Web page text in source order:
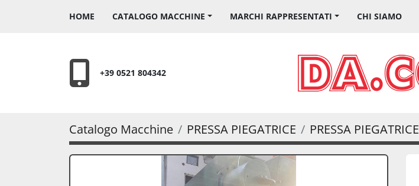
HOME CATALOGO MACCHINE MARCHI RAPPRESENTATI CHI SIAMO
+39 0521 804342
Catalogo Macchine PRESSA PIEGATRICE PRESSA PIEGATRICE